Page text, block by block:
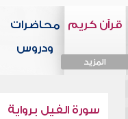
قرآن كريم
المزيد
محاضرات
ودروس
سورة الفيل برواية